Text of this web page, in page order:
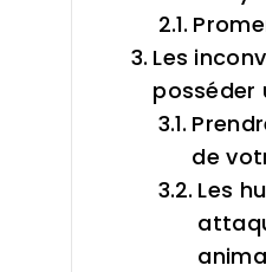
Les
posséder
de
Les